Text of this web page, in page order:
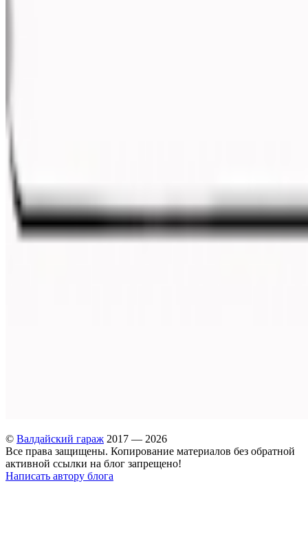
© Валдайский гараж 2017 — 2026
Все права защищены. Копирование материалов без обратной
активной ссылки на блог запрещено!
Написать автору блога